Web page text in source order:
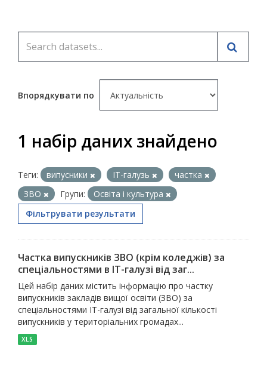
Впорядкувати по
1 набір даних знайдено
Теги: випусники ІТ-галузь
частка
ЗВО
Групи:
Освіта і культура
Фільтрувати результати
Частка випускників ЗВО (крім коледжів) за
спеціальностями в ІТ-галузі від заг...
Цей набір даних містить інформацію про частку
випускників закладів вищої освіти (ЗВО) за
спеціальностями ІТ-галузі від загальної кількості
випускників у територіальних громадах...
XLS